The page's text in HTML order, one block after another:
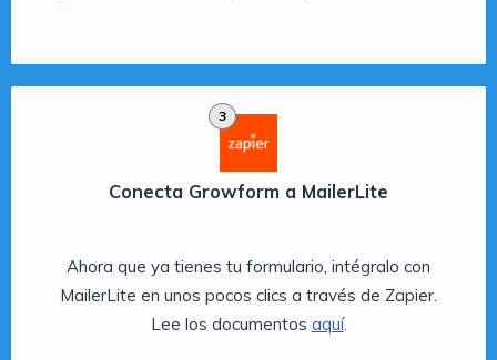
3
Conecta Growform a MailerLite
Ahora que ya tienes tu formulario, intégralo con
MailerLite en unos pocos clics a través de Zapier.
Lee los documentos aquí.